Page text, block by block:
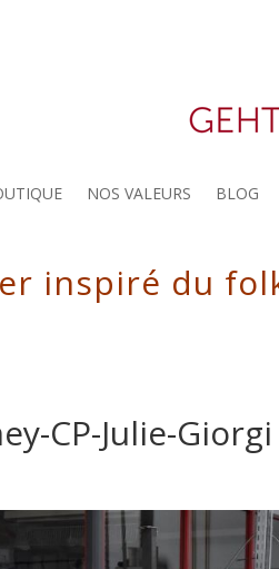
NOS VALEURS BLOG
inspiré du
CP-Julie-Giorgi